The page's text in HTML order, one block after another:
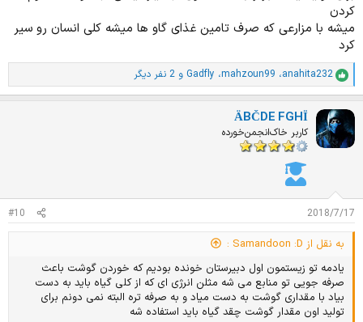
کردن
میشه با مزارعی که صرف تامین غذای گاو ها میشه کلی انسان رو سیر
کرد
ا
م
ت
ی
ا
ز
anahita232، mahzoun99، Gadfly و 2 نفر دیگر
ÄBČDE FGHÏ
کاربر خاک‌انجمن‌خورده
2018/7/17
#10
به نقل از Samandoon :D :
یادمه تو زیستمون اول دبیرستان خونده بودیم که خوردن گوشت باعث
صرفه جویی تو منابع می شه مثلن انرژی ای که از کلی گیاه باید به دست
بیاد با مقداری گوشت به دست میاد و به صرفه تره البته نمی دونم برای
تولید اون مقدار گوشت چقد گیاه باید استفاده شه